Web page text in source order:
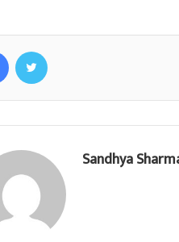
Facebook
Sandhya